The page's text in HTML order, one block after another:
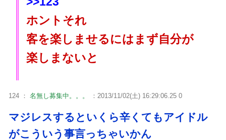
ホントそれ
客を楽しませるにはまず自分が
楽しまないと
124 ： 名無し募集中。。。 ：2013/11/02(土) 16:29:06.25 0
マジレスするといくら辛くてもアイドル
がこういう事言っちゃいかん